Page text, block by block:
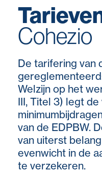
Cohezio
De tarifering van
Welzijn op het
III, Titel 3) legt
van de EDPBW.
van uiterst
evenwicht in de
te verzekeren.